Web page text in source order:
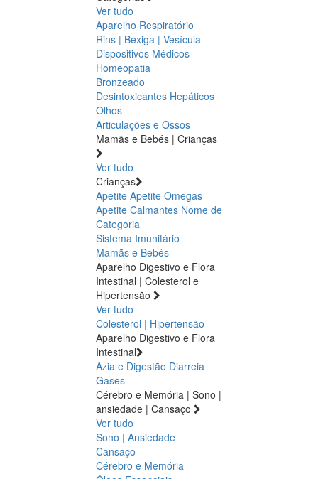
Ver tudo
Aparelho Respiratório
Rins | Bexiga | Vesícula
Dispositivos Médicos
Homeopatia
Bronzeado
Desintoxicantes Hepáticos
Olhos
Articulações e Ossos
Mamãs e Bebés | Crianças
Ver tudo
Crianças
Apetite Apetite Omegas
Apetite Calmantes Nome de
Categoria
Sistema Imunitário
Mamãs e Bebés
Aparelho Digestivo e Flora
Intestinal | Colesterol e
Hipertensão
Ver tudo
Colesterol | Hipertensão
Aparelho Digestivo e Flora
Intestinal
Azia e Digestão Diarreia
Gases
Cérebro e Memória | Sono |
ansiedade | Cansaço
Ver tudo
Sono | Ansiedade
Cansaço
Cérebro e Memória